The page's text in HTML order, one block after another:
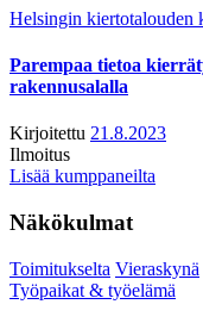
Helsingin kiertotalouden
Parempaa tietoa
rakennusalalla
Kirjoitettu 21.8.2023
Ilmoitus
Lisää kumppaneilta
Näkökulmat
Toimitukselta Vieraskynä
Työpaikat & työelämä